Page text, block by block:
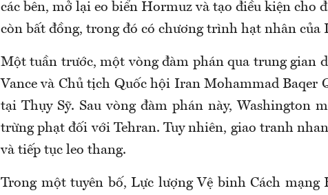
các bên, mở lại eo biển Hormuz và tạo điều kiện cho
còn bất đồng, trong đó có chương trình hạt nhân của
Một tuần trước, một vòng đàm phán qua trung gian
Vance và Chủ tịch Quốc hội Iran Mohammad Baqer
tại Thụy Sỹ. Sau vòng đàm phán này, Washington
trừng phạt đối với Tehran. Tuy nhiên, giao tranh
và tiếp tục leo thang.
Trong một tuyên bố, Lực lượng Vệ binh Cách